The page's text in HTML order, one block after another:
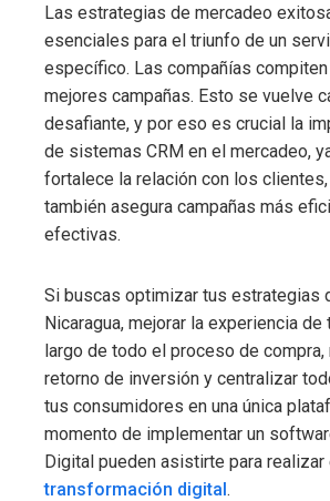
Las estrategias de mercadeo
esenciales para el triunfo de un
específico. Las compañías
mejores campañas. Esto se vuelve
desafiante, y por eso es crucial la
de sistemas CRM en el mercadeo,
fortalece la relación con los
también asegura campañas más
efectivas.
Si buscas optimizar tus estrategias
Nicaragua, mejorar la experiencia
largo de todo el proceso de
retorno de inversión y centralizar
tus consumidores en una única
momento de implementar un
Digital pueden asistirte para realizar
transformación digital.